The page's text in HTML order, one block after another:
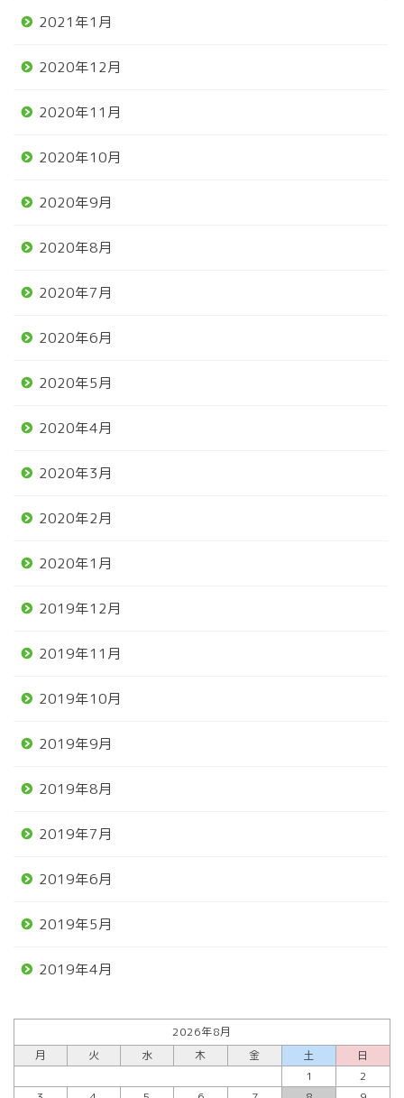
2021年1月
2020年12月
2020年11月
2020年10月
2020年9月
2020年8月
2020年7月
2020年6月
2020年5月
2020年4月
2020年3月
2020年2月
2020年1月
2019年12月
2019年11月
2019年10月
2019年9月
2019年8月
2019年7月
2019年6月
2019年5月
2019年4月
2026年8月
月
火 水 木 金 土
日
1
2